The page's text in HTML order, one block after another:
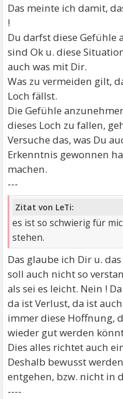
Das meinte ich damit,
!
Du darfst diese Gefühle
sind Ok u. diese
auch was mit Dir.
Was zu vermeiden gilt,
Loch fällst.
Die Gefühle
dieses Loch zu fallen,
Versuche das, was Du
Erkenntnis gewonnen
machen.
---
Zitat von LeTi:
es ist so schwierig für
stehen.
Das glaube ich Dir u.
soll auch nicht so
als sei es leicht. Nein !
da ist Verlust, da ist
immer diese Hoffnung,
wieder gut werden
Dies alles richtet auch
Deshalb bewusst
entgehen, bzw. nicht in
----